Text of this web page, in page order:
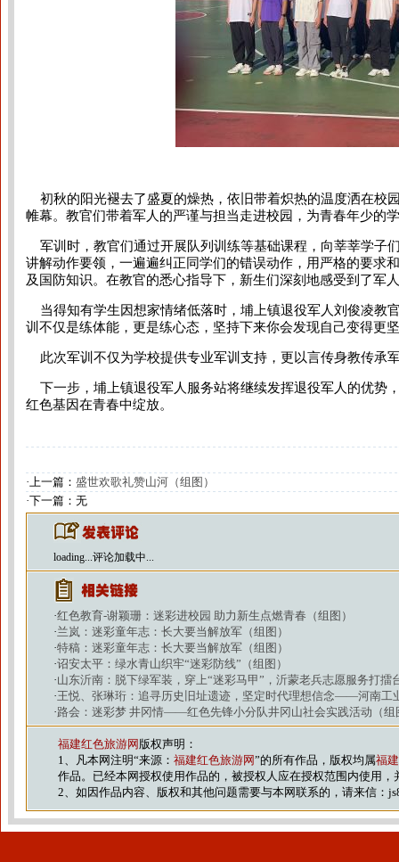
初秋的阳光褪去了盛夏的燥热，依旧带着炽热的温度洒在校
帷幕。教官们带着军人的严谨与担当走进校园，为青春年少的
军训时，教官们通过开展队列训练等基础课程，向莘莘学子
讲解动作要领，一遍遍纠正同学们的错误动作，用严格的要求
及国防知识。在教官的悉心指导下，新生们深刻地感受到了军
当得知有学生因想家情绪低落时，埔上镇退役军人刘俊凌教
训不仅是练体能，更是练心态，坚持下来你会发现自己变得更
此次军训不仅为学校提供专业军训支持，更以言传身教传承
下一步，埔上镇退役军人服务站将继续发挥退役军人的优势
红色基因在青春中绽放。
·上一篇： 盛世欢歌礼赞山河（组图）
·下一篇：无
loading...评论加载中...
·红色教育-谢颖珊：迷彩进校园 助力新生点燃青春（组图）
·兰岚：迷彩童年志：长大要当解放军（组图）
·特稿：迷彩童年志：长大要当解放军（组图）
·诏安太平：绿水青山织牢“迷彩防线”（组图）
·山东沂南：脱下绿军装，穿上“迷彩马甲”，沂蒙老兵志愿服务打擂
·王悦、张琳珩：追寻历史旧址遗迹，坚定时代理想信念——河南工
·路会：迷彩梦 井冈情——红色先锋小分队井冈山社会实践活动（组
福建红色旅游网 版权声明：
1、凡本网注明“来源： 福建红色旅游网”的所有作品，版权均属福
作品。已经本网授权使用作品的，被授权人应在授权范围内使用，
2、如因作品内容、版权和其他问题需要与本网联系的，请来信：